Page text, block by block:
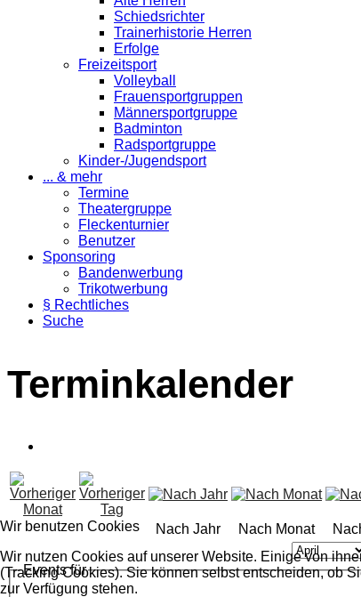
Schiedsrichter
Trainerhistorie Herren
Erfolge
Freizeitsport
Volleyball
Frauensportgruppen
Männersportgruppe
Badminton
Radsportgruppe
Kinder-/Jugendsport
... & mehr
Termine
Theatergruppe
Fleckenturnier
Benutzer
Sponsoring
Bandenwerbung
Trikotwerbung
§ Rechtliches
Suche
Terminkalender
Nach Jahr Nach Monat
Events für
Wir benutzen Cookies
Wir nutzen Cookies auf unserer Website. Einige von
(Tracking Cookies). Sie können selbst entscheiden, ob
zur Verfügung stehen.